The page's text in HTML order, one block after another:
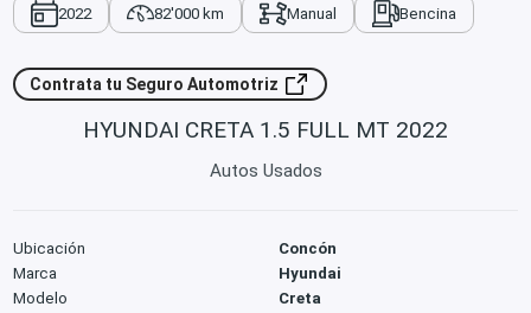
2022 82'000 km Manual Bencina
Contrata tu Seguro Automotriz
HYUNDAI CRETA 1.5 FULL MT 2022
Autos Usados
Ubicación
Concón
Marca
Hyundai
Modelo
Creta